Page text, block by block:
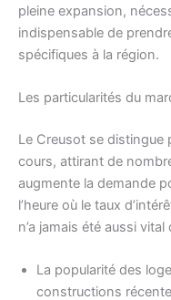
pleine expansion,
indispensable de
spécifiques à la région.
Les particularités du
Le Creusot se distingue
cours, attirant de
augmente la demande
l’heure où le taux
n’a jamais été aussi
La popularité des
constructions